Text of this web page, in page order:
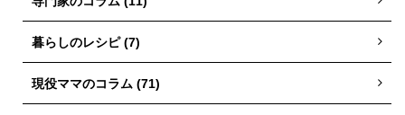
暮らしのレシピ (7)
現役ママのコラム (71)